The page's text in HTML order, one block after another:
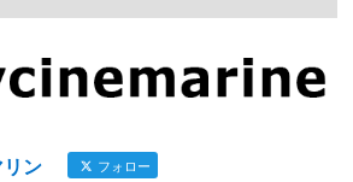
ン フォロー